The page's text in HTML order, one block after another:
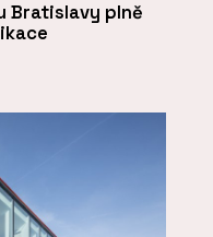
Bratislavy plně